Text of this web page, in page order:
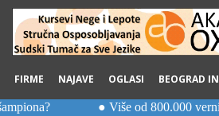
FIRME NAJAVE OGLASI BEOGRAD